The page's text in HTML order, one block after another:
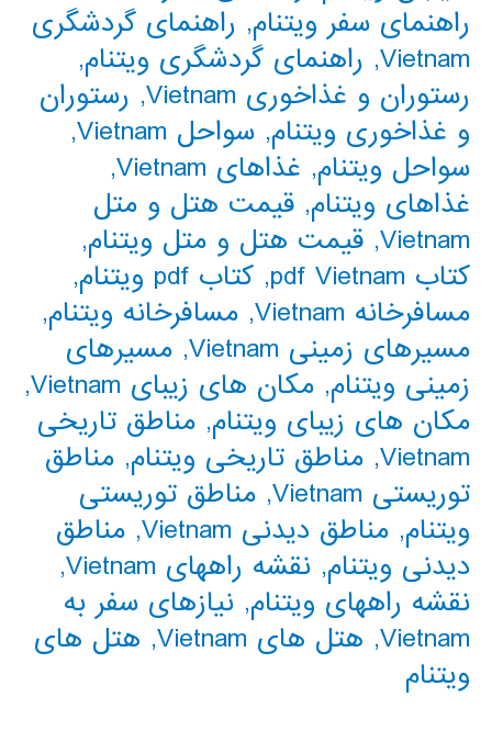
راهنمای سفر ویتنام, راهنمای گردشگری
Vietnam
, راهنمای گردشگری ویتنام,
رستوران و غذاخوری Vietnam
, رستوران
و غذاخوری ویتنام, سواحل Vietnam
,
سواحل ویتنام, غذاهای Vietnam
,
غذاهای ویتنام, قیمت هتل و متل
Vietnam
, قیمت هتل و متل ویتنام,
کتاب pdf Vietnam
, کتاب pdf ویتنام
,
مسافرخانه Vietnam
, مسافرخانه ویتنام,
مسیرهای زمینی Vietnam
, مسیرهای
زمینی ویتنام, مکان های زیبای Vietnam
,
مکان های زیبای ویتنام, مناطق تاریخی
Vietnam
, مناطق تاریخی ویتنام, مناطق
توریستی Vietnam
, مناطق توریستی
ویتنام, مناطق دیدنی Vietnam , مناطق
دیدنی ویتنام, نقشه راههای Vietnam
,
نقشه راههای ویتنام, نیازهای سفر به
Vietnam
, هتل های Vietnam , هتل های
ویتنام